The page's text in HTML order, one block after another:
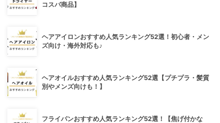
コスパ商品】
ヘアアイロンおすすめ人気ランキング52選！初心者・メン
ズ向け・海外対応も♪
ヘアオイルおすすめ人気ランキング52選【プチプラ・髪質
別やメンズ向けも！】
フライパンおすすめ人気ランキング52選！【焦げ付かな